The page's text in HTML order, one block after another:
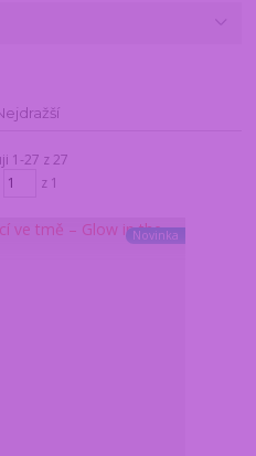
1-27 z 27
z 1
Novinka